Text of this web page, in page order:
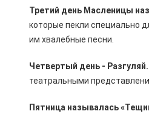
Третий день Масленицы
которые пекли специально
им хвалебные песни.
Четвертый день -
театральными
Пятница называлась